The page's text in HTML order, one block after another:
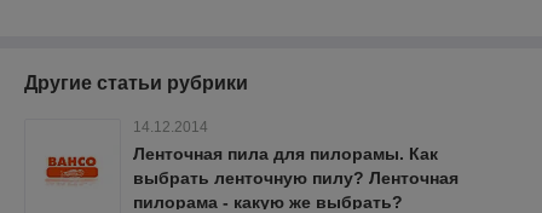
Другие статьи рубрики
14.12.2014
Ленточная пила для пилорамы. Как
выбрать ленточную пилу? Ленточная
пилорама - какую же выбрать?